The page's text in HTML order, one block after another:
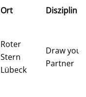
Ort Disziplin
Roter
Stern
Lübeck
Draw your
Partner